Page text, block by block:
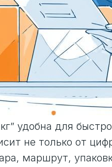
удобна для
не только от
маршрут,